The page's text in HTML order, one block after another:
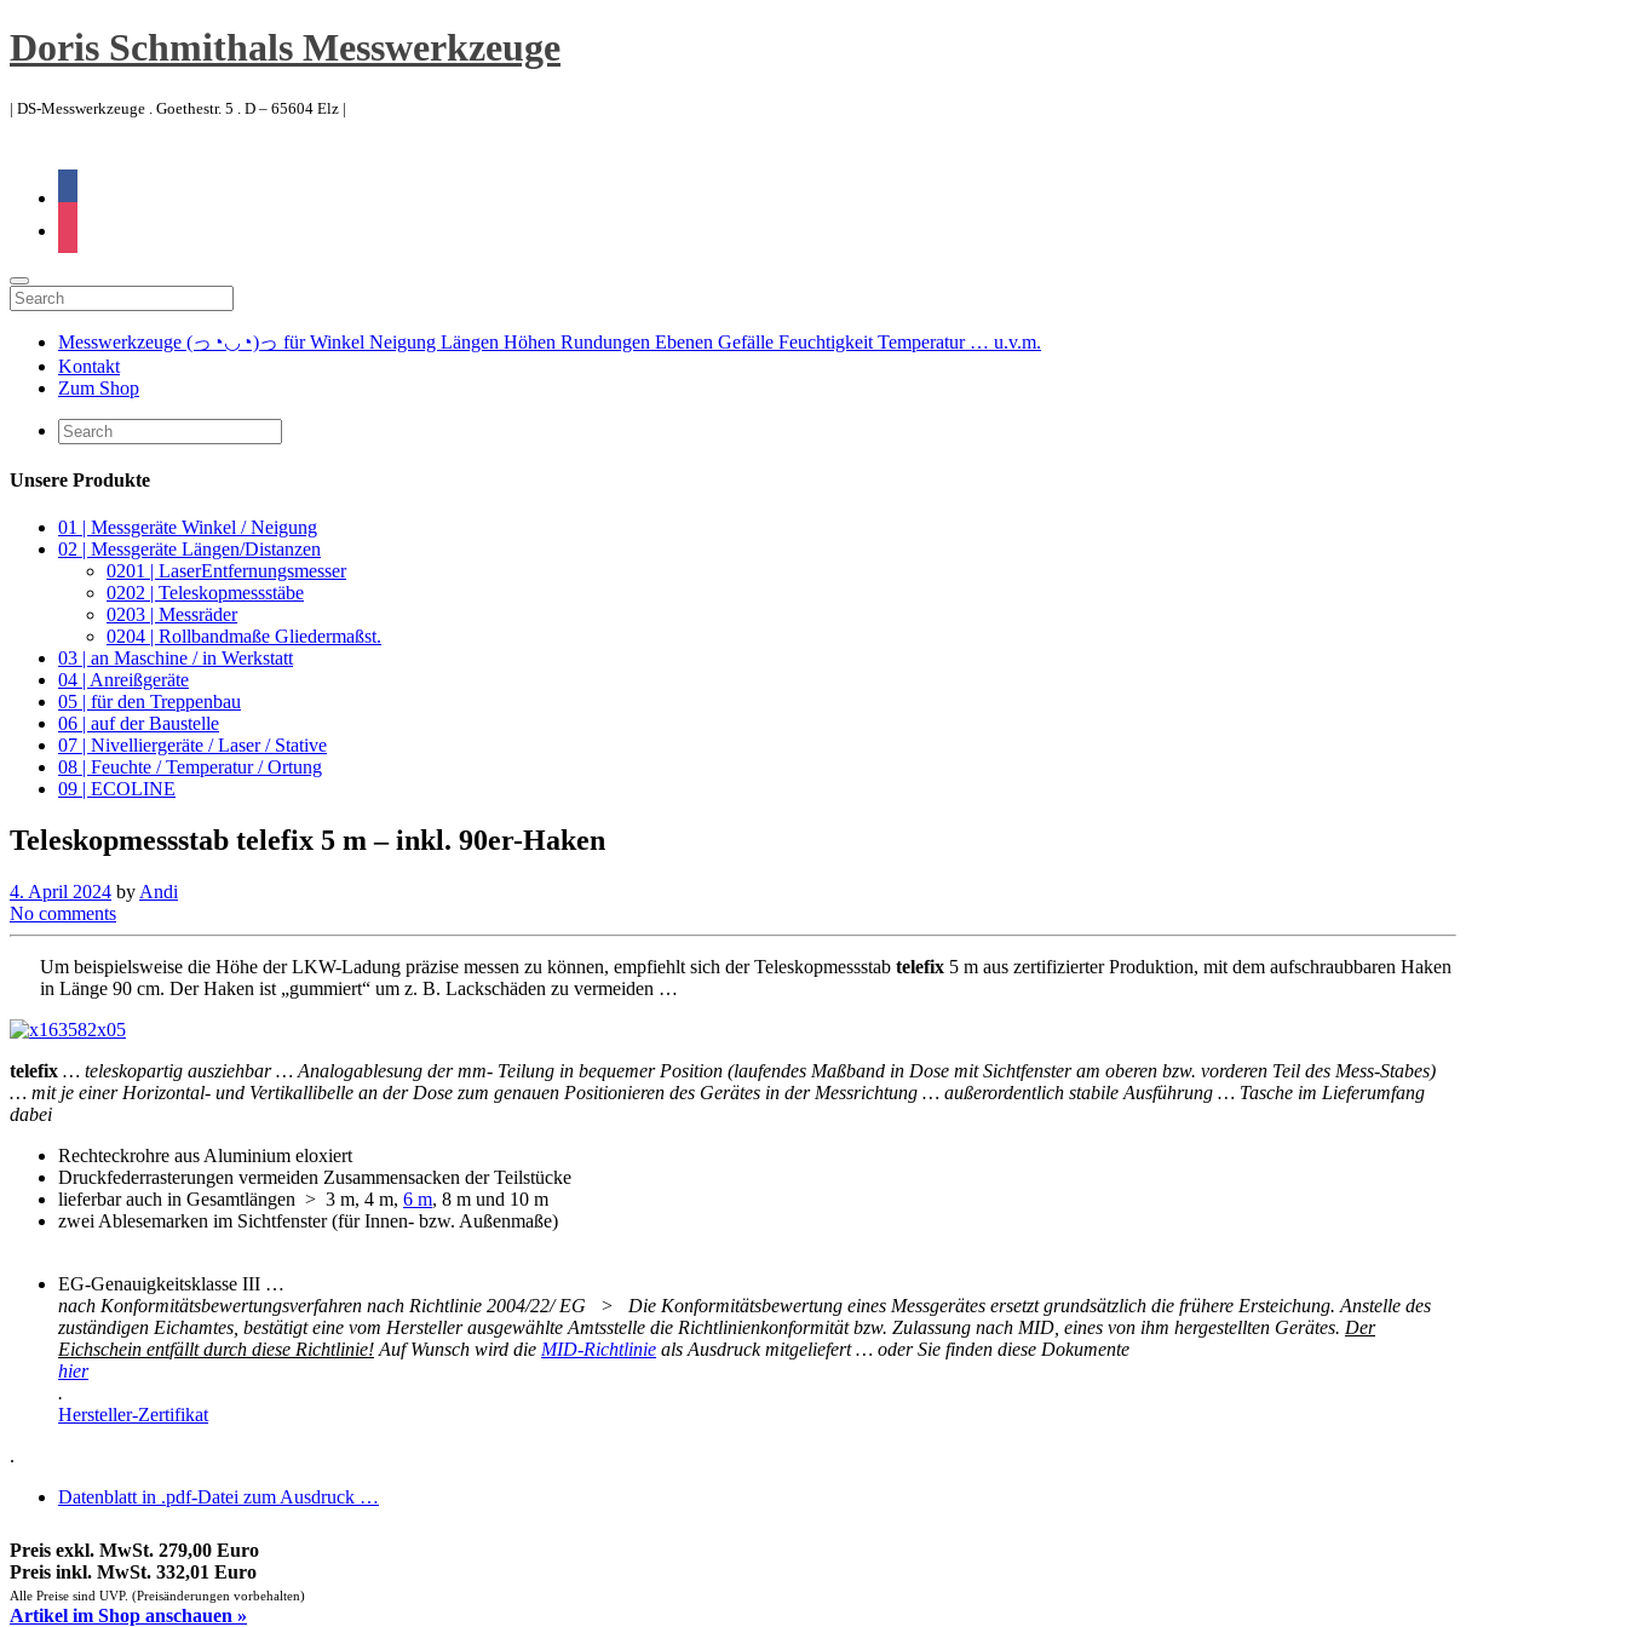
Doris Schmithals Messwerkzeuge
| DS-Messwerkzeuge . Goethestr. 5 . D – 65604 Elz |
Messwerkzeuge (っ◔◡◔)っ für Winkel Neigung Längen Höhen Rundungen Ebenen Gefälle Feuchtigkeit Temperatur … u.v.m.
Kontakt
Zum Shop
Unsere Produkte
01 | Messgeräte Winkel / Neigung
02 | Messgeräte Längen/Distanzen
0201 | LaserEntfernungsmesser
0202 | Teleskopmessstäbe
0203 | Messräder
0204 | Rollbandmaße Gliedermaßst.
03 | an Maschine / in Werkstatt
04 | Anreißgeräte
05 | für den Treppenbau
06 | auf der Baustelle
07 | Nivelliergeräte / Laser / Stative
08 | Feuchte / Temperatur / Ortung
09 | ECOLINE
Teleskopmessstab telefix 5 m – inkl. 90er-Haken
4. April 2024 by Andi
No comments
Um beispielsweise die Höhe der LKW-Ladung präzise messen zu können, empfiehlt sich der Teleskopmessstab telefix 5 m aus zertifizierter Produktion, mit dem aufschraubbaren Haken
in Länge 90 cm. Der Haken ist „gummiert“ um z. B. Lackschäden zu vermeiden …
telefix … teleskopartig ausziehbar … Analogablesung der mm- Teilung in bequemer Position (laufendes Maßband in Dose mit Sichtfenster am oberen bzw. vorderen Teil des Mess-Stabes)
… mit je einer Horizontal- und Vertikallibelle an der Dose zum genauen Positionieren des Gerätes in der Messrichtung … außerordentlich stabile Ausführung … Tasche im Lieferumfang
dabei
Rechteckrohre aus Aluminium eloxiert
Druckfederrasterungen vermeiden Zusammensacken der Teilstücke
lieferbar auch in Gesamtlängen > 3 m, 4 m, 6 m, 8 m und 10 m
zwei Ablesemarken im Sichtfenster (für Innen- bzw. Außenmaße)
EG-Genauigkeitsklasse III …
nach Konformitätsbewertungsverfahren nach Richtlinie 2004/22/ EG > Die Konformitätsbewertung eines Messgerätes ersetzt grundsätzlich die frühere Ersteichung. Anstelle des
zuständigen Eichamtes, bestätigt eine vom Hersteller ausgewählte Amtsstelle die Richtlinienkonformität bzw. Zulassung nach MID , eines von ihm hergestellten Gerätes. Der
Eichschein entfällt durch diese Richtlinie! Auf Wunsch wird die MID-Richtlinie als Ausdruck mitgeliefert … oder Sie finden diese Dokumente
hier
.
Hersteller-Zertifikat
.
Datenblatt in .pdf-Datei zum Ausdruck …
Preis exkl. MwSt. 279,00 Euro
Preis inkl. MwSt. 332,01 Euro
Alle Preise sind UVP. (Preisänderungen vorbehalten)
Artikel im Shop anschauen »